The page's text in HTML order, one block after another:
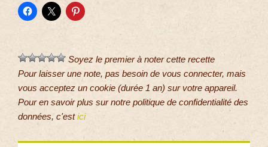
Soyez le premier à noter cette recette
Pour laisser une note, pas besoin de vous connecter, mais
vous acceptez un cookie (durée 1 an) sur votre appareil.
Pour en savoir plus sur notre politique de confidentialité des
données, c'estici